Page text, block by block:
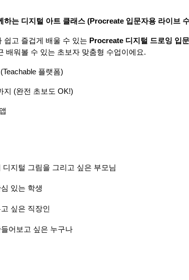
하는 디지털 아트 클래스 (Procreate 입문자용 라이브
쉽고 즐겁게 배울 수 있는 Procreate 디지털 드로잉 입
배워볼 수 있는 초보자 맞춤형 수업이에요.
플랫폼)
지 (완전 초보도 OK!)
디지털 그림을 그리고 싶은 부모님
있는 학생
싶은 직장인
어보고 싶은 누구나